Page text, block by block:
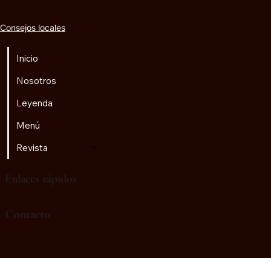
Consejos locales
Contacto
Enlaces rápidos
Inicio
Nosotros
Leyenda
Menú
Revista
Radio Golem